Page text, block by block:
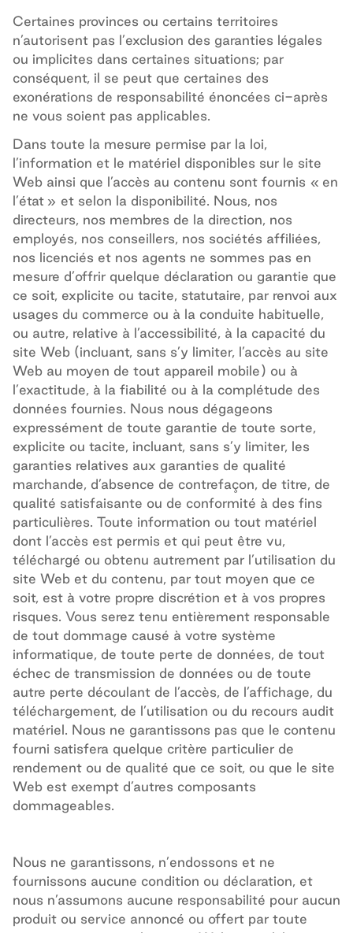
Certaines provinces ou certains territoires
n’autorisent pas l’exclusion des garanties légales
ou implicites dans certaines situations; par
conséquent, il se peut que certaines des
exonérations de responsabilité énoncées ci-après
ne vous soient pas applicables.
Dans toute la mesure permise par la loi,
l’information et le matériel disponibles sur le site
Web ainsi que l’accès au contenu sont fournis « en
l’état » et selon la disponibilité. Nous, nos
directeurs, nos membres de la direction, nos
employés, nos conseillers, nos sociétés affiliées,
nos licenciés et nos agents ne sommes pas en
mesure d’offrir quelque déclaration ou garantie que
ce soit, explicite ou tacite, statutaire, par renvoi aux
usages du commerce ou à la conduite habituelle,
ou autre, relative à l’accessibilité, à la capacité du
site Web (incluant, sans s’y limiter, l’accès au site
Web au moyen de tout appareil mobile) ou à
l’exactitude, à la fiabilité ou à la complétude des
données fournies. Nous nous dégageons
expressément de toute garantie de toute sorte,
explicite ou tacite, incluant, sans s’y limiter, les
garanties relatives aux garanties de qualité
marchande, d’absence de contrefaçon, de titre, de
qualité satisfaisante ou de conformité à des fins
particulières. Toute information ou tout matériel
dont l’accès est permis et qui peut être vu,
téléchargé ou obtenu autrement par l’utilisation du
site Web et du contenu, par tout moyen que ce
soit, est à votre propre discrétion et à vos propres
risques. Vous serez tenu entièrement responsable
de tout dommage causé à votre système
informatique, de toute perte de données, de tout
échec de transmission de données ou de toute
autre perte découlant de l’accès, de l’affichage, du
téléchargement, de l’utilisation ou du recours audit
matériel. Nous ne garantissons pas que le contenu
fourni satisfera quelque critère particulier de
rendement ou de qualité que ce soit, ou que le site
Web est exempt d’autres composants
dommageables.
Nous ne garantissons, n’endossons et ne
fournissons aucune condition ou déclaration, et
nous n’assumons aucune responsabilité pour aucun
produit ou service annoncé ou offert par toute